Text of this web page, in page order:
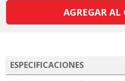
AGREGAR AL
ESPECIFICACIONES